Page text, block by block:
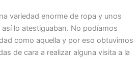
variedad enorme de ropa y unos
lo atestiguaban. No podíamos
como aquella y por eso obtuvimos
de cara a realizar alguna visita a la